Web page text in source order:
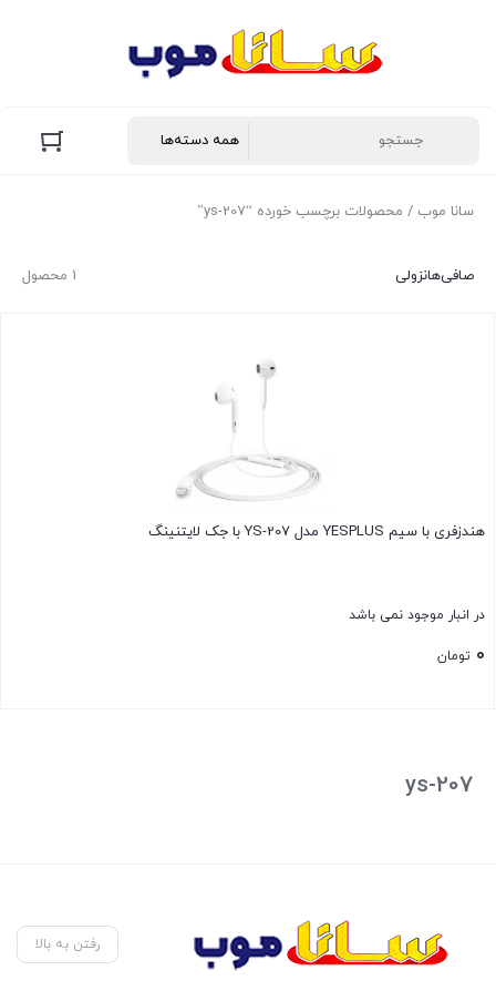
سانا موب / محصولات برچسب خورده “ys-207”
1 محصول صافی‌هانزولی
هندزفری با سیم YESPLUS مدل YS-207 با جک لایتنینگ
در انبار موجود نمی باشد
0 تومان
ys-207
رفتن به بالا